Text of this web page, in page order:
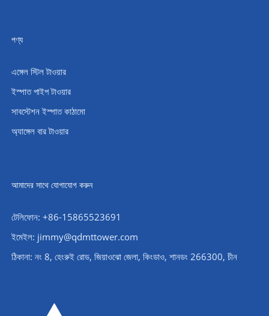
পণ্য
এঙ্গেল স্টিল টাওয়ার
ইস্পাত পাইপ টাওয়ার
সাবস্টেশন ইস্পাত কাঠামো
অ্যাঙ্গেল বার টাওয়ার
আমাদের সাথে যোগাযোগ করুন
টেলিফোন: +86-15865523691
ইমেইল: jimmy@qdmttower.com
ঠিকানা: নং 8, হেংরুই রোড, জিয়াওঝো জেলা, কিংডাও, শানডং 266300, চীন